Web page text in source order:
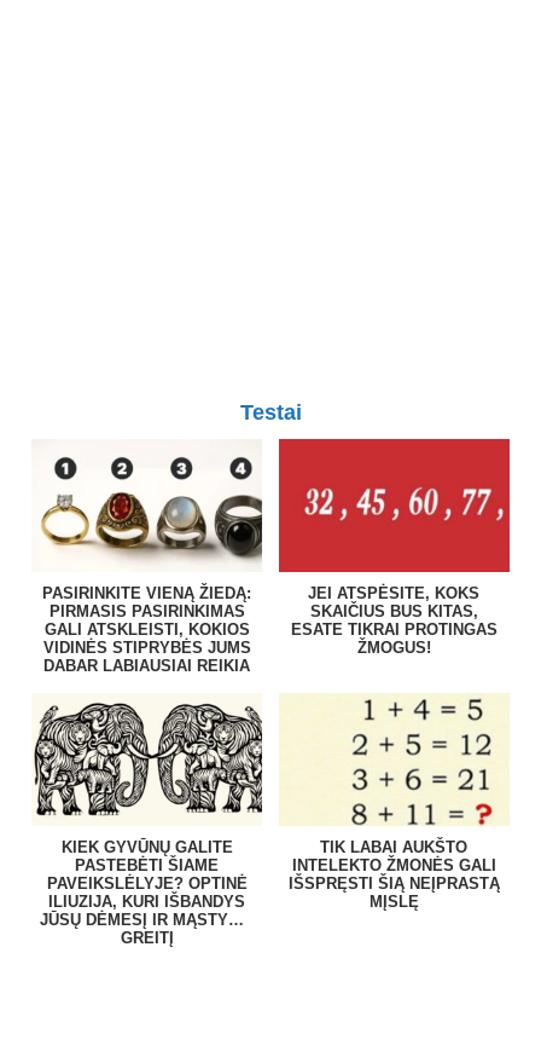
Testai
PASIRINKITE VIENĄ ŽIEDĄ:
PIRMASIS PASIRINKIMAS
GALI ATSKLEISTI, KOKIOS
VIDINĖS STIPRYBĖS JUMS
DABAR LABIAUSIAI REIKIA
JEI ATSPĖSITE, KOKS
SKAIČIUS BUS KITAS,
ESATE TIKRAI PROTINGAS
ŽMOGUS!
KIEK GYVŪNŲ GALITE
PASTEBĖTI ŠIAME
PAVEIKSLĖLYJE? OPTINĖ
ILIUZIJA, KURI IŠBANDYS
JŪSŲ DĖMESĮ IR MĄSTYMO
GREITĮ
TIK LABAI AUKŠTO
INTELEKTO ŽMONĖS GALI
IŠSPRĘSTI ŠIĄ NEĮPRASTĄ
MĮSLĘ